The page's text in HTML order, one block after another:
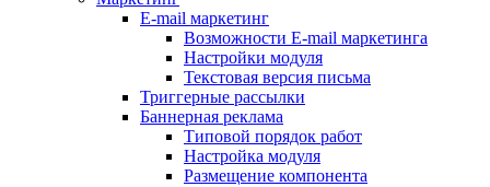
E-mail маркетинг
Возможности E-mail маркетинга
Настройки модуля
Текстовая версия письма
Триггерные рассылки
Баннерная реклама
Типовой порядок работ
Настройка модуля
Размещение компонента